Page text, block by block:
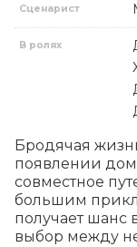
Сценарист
В ролях
Бродячая
появлении
совместное
большим
получает шанс
выбор между